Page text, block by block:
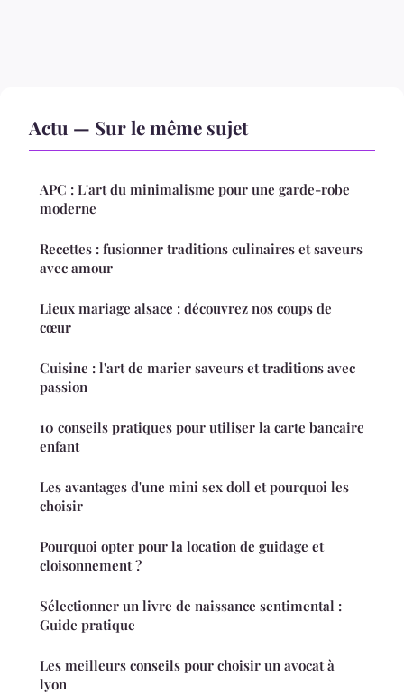
Actu — Sur le même sujet
APC : L'art du minimalisme pour une garde-robe
moderne
Recettes : fusionner traditions culinaires et saveurs
avec amour
Lieux mariage alsace : découvrez nos coups de
cœur
Cuisine : l'art de marier saveurs et traditions avec
passion
10 conseils pratiques pour utiliser la carte bancaire
enfant
Les avantages d'une mini sex doll et pourquoi les
choisir
Pourquoi opter pour la location de guidage et
cloisonnement ?
Sélectionner un livre de naissance sentimental :
Guide pratique
Les meilleurs conseils pour choisir un avocat à
lyon